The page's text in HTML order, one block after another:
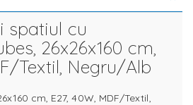
spatiul cu
26x26x160 cm,
Textil, Negru/Alb
cm, E27, 40W, MDF/Textil,